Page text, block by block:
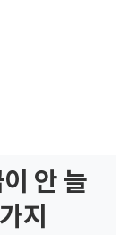
안 늘
지